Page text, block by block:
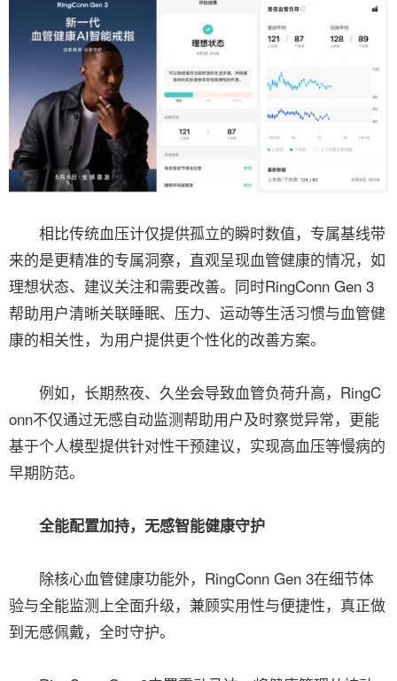
相比传统血压计仅提供孤立的瞬时数值，专属基线带
来的是更精准的专属洞察，直观呈现血管健康的情况，如
理想状态、建议关注和需要改善。同时RingConn Gen 3
帮助用户清晰关联睡眠、压力、运动等生活习惯与血管健
康的相关性，为用户提供更个性化的改善方案。
例如，长期熬夜、久坐会导致血管负荷升高，RingC
onn不仅通过无感自动监测帮助用户及时察觉异常，更能
基于个人模型提供针对性干预建议，实现高血压等慢病的
早期防范。
全能配置加持，无感智能健康守护
除核心血管健康功能外，RingConn Gen 3在细节体
验与全能监测上全面升级，兼顾实用性与便捷性，真正做
到无感佩戴，全时守护。